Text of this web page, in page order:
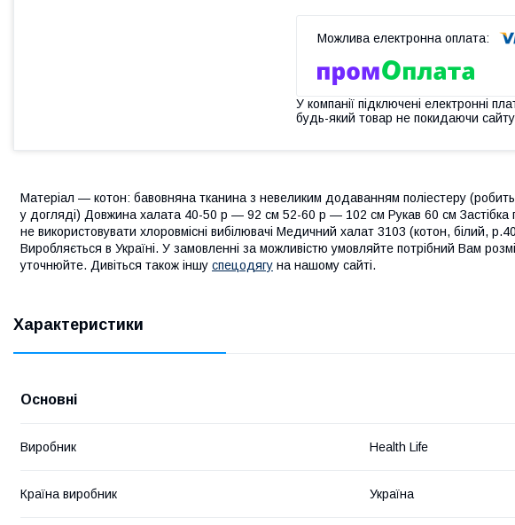
У компанії підключені електронні
будь-який товар не покидаючи
Матеріал — котон: бавовняна тканина з невеликим додаванням поліестеру (робить
у догляді) Довжина халата 40-50 р — 92 см 52-60 р — 102 см Рукав 60 см Застібка
не використовувати хлоровмісні вибілювачі Медичний халат 3103 (котон, білий,
Виробляється в Україні. У замовленні за можливістю умовляйте потрібний Вам
уточнюйте. Дивіться також іншу спецодягу на нашому сайті.
Характеристики
Основні
Виробник Health Life
Країна виробник Україна